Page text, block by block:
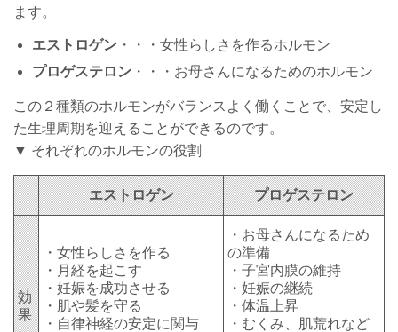
ます。
エストロゲン ・・・女性らしさを作るホルモン
プロゲステロン ・・・お母さんになるためのホルモン
この２種類のホルモンがバランスよく働くことで、安定し
た生理周期を迎えることができるのです。
▼ それぞれのホルモンの役割
エストロゲン プロゲステロン
効
果
・女性らしさを作る
・月経を起こす
・妊娠を成功させる
・肌や髪を守る
・自律神経の安定に関与
・お母さんになるため
の準備
・子宮内膜の維持
・妊娠の継続
・体温上昇
・むくみ、肌荒れなど